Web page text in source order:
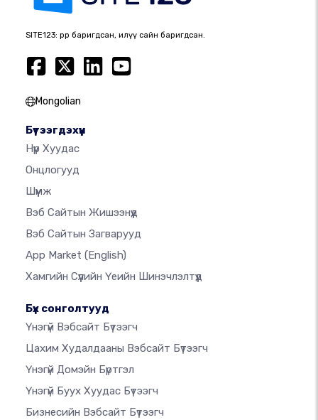
SITE123: өөрөөр баригдсан, илүү сайн баригдсан.
Mongolian
Бүтээгдэхүүн
Нүүр Хуудас
Онцлогууд
Шүүмж
Вэб Сайтын Жишээнүүд
Вэб Сайтын Загварууд
App Market (English)
Хамгийн Сүүлийн Үеийн Шинэчлэлтүүд
Бүх сонголтууд
Үнэгүй Вэбсайт Бүтээгч
Цахим Худалдааны Вэбсайт Бүтээгч
Үнэгүй Домэйн Бүртгэл
Үнэгүй Буух Хуудас Бүтээгч
Бизнесийн Вэбсайт Бүтээгч